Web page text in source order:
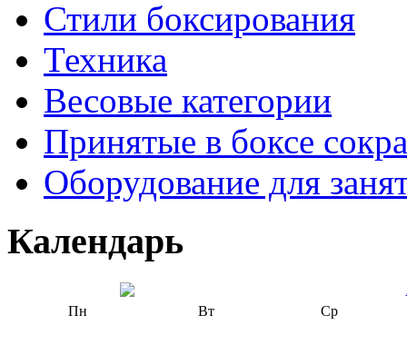
Стили боксирования
Техника
Весовые категории
Принятые в боксе
Оборудование для
Календарь
Пн
Вт Ср